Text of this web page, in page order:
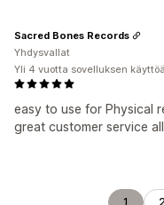
easy to use for Physical
great customer service
Sacred Bones Records
Yhdysvallat
Yli 4 vuotta sovelluksen käyttöä
1 2